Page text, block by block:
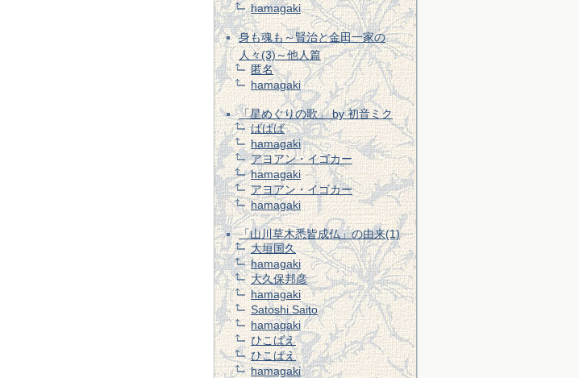
hamagaki
身も魂も～賢治と金田一家の
人々(3)～他人篇
匿名
hamagaki
「星めぐりの歌」 by 初音ミク
ばばば
hamagaki
アヨアン・イゴカー
hamagaki
アヨアン・イゴカー
hamagaki
「山川草木悉皆成仏」の由来(1)
大垣国久
hamagaki
大久保邦彦
hamagaki
Satoshi Saito
hamagaki
ひこばえ
ひこばえ
hamagaki